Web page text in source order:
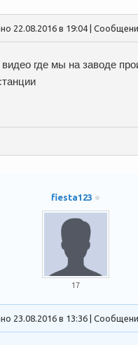
22.08.2016 в 19:04 |
видео где мы на заводе
fiesta123
17
23.08.2016 в 13:36 |